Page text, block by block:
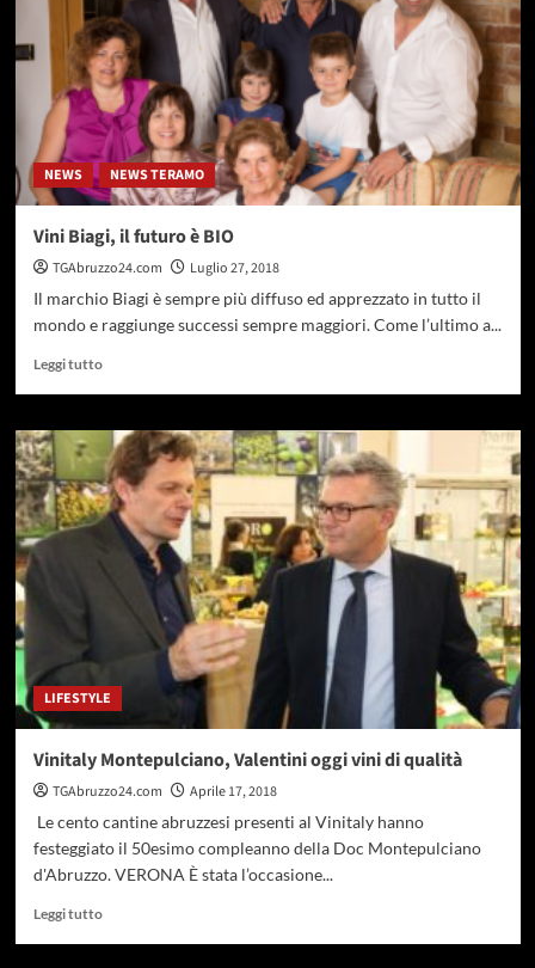
Borgo:
tre
serate
da
non
perdere
NEWS NEWS TERAMO
Vini Biagi, il futuro è BIO
TGAbruzzo24.com
Luglio 27, 2018
Il marchio Biagi è sempre più diffuso ed apprezzato in tutto il
mondo e raggiunge successi sempre maggiori. Come l’ultimo a...
Leggi tuttoLeggi
su
Vini
Biagi,
il
futuro
LIFESTYLE
Vinitaly Montepulciano, Valentini oggi vini di qualità
TGAbruzzo24.com
Aprile 17, 2018
Le cento cantine abruzzesi presenti al Vinitaly hanno
festeggiato il 50esimo compleanno della Doc Montepulciano
d'Abruzzo. VERONA È stata l’occasione...
Leggi tuttoLeggi